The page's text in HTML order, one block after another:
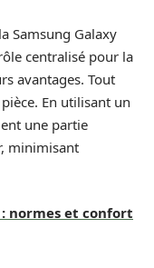
Samsung Galaxy
centralisé pour la
avantages. Tout
En utilisant un
une partie
minimisant
normes et confort